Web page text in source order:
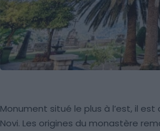
Monument situé le plus à l’est, il
Novi. Les origines du monastère